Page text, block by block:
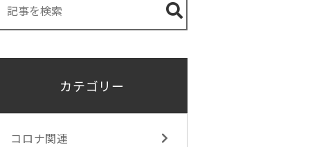
カテゴリー
コロナ関連